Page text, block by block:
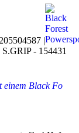
einem Black Fo
205504587 |
- 154431